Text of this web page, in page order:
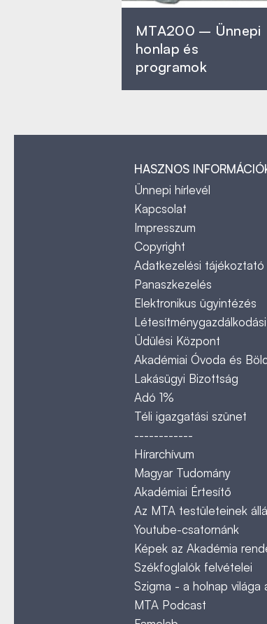
MTA200 – Ünnepi
honlap és
programok
HASZNOS
Ünnepi hírlevél
Kapcsolat
Impresszum
Copyright
Adatkezelési tájékoztató
Panaszkezelés
Elektronikus ügyintézés
Üdülési Központ
Akadémiai Óvoda és
Lakásügyi Bizottság
Adó 1%
Téli igazgatási szünet
------------
Hírarchívum
Magyar Tudomány
Akadémiai Értesítő
Az MTA testületeinek
Youtube-csatornánk
Képek az Akadémia
Székfoglalók felvételei
Szigma - a holnap világa
MTA Podcast